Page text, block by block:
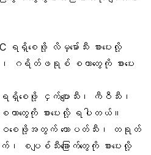
စေဖို့ လိမ္မော်သီး စားပေးလို့
ဂရိတ်ဖရုစ် စတာတွေကို စားပေး
စေဖို့ ငှက်ပျောသီး၊ ကီဝီသီး၊
စတာတွေကို စားပေးလို့ ရပါတယ်။
ဝစေဖို့အတွက် ထောပတ်သီး၊ တရုတ်
၊ စပျစ်သီးခြောက်တွေကို စားပေးလို့